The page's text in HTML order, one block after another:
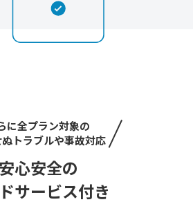
に全プラン対象の
トラブルや事故対応
安心安全の
サービス付き